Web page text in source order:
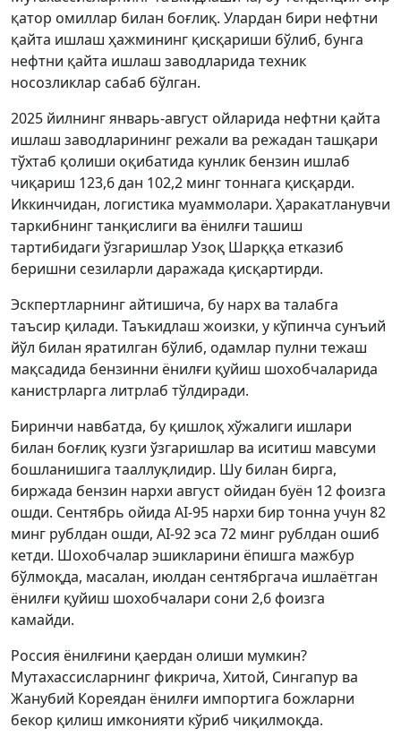
қатор омиллар билан боғлиқ. Улардан бири нефтни
қайта ишлаш ҳажмининг қисқариши бўлиб, бунга
нефтни қайта ишлаш заводларида техник
носозликлар сабаб бўлган.
2025 йилнинг январь-август ойларида нефтни қайта
ишлаш заводларининг режали ва режадан ташқари
тўхтаб қолиши оқибатида кунлик бензин ишлаб
чиқариш 123,6 дан 102,2 минг тоннага қисқарди.
Иккинчидан, логистика муаммолари. Ҳаракатланувчи
таркибнинг танқислиги ва ёнилғи ташиш
тартибидаги ўзгаришлар Узоқ Шарққа етказиб
беришни сезиларли даражада қисқартирди.
Эскпертларнинг айтишича, бу нарх ва талабга
таъсир қилади. Таъкидлаш жоизки, у кўпинча сунъий
йўл билан яратилган бўлиб, одамлар пулни тежаш
мақсадида бензинни ёнилғи қуйиш шохобчаларида
канистрларга литрлаб тўлдиради.
Биринчи навбатда, бу қишлоқ хўжалиги ишлари
билан боғлиқ кузги ўзгаришлар ва иситиш мавсуми
бошланишига тааллуқлидир. Шу билан бирга,
биржада бензин нархи август ойидан буён 12 фоизга
ошди. Сентябрь ойида АI-95 нархи бир тонна учун 82
минг рублдан ошди, АI-92 эса 72 минг рублдан ошиб
кетди. Шохобчалар эшикларини ёпишга мажбур
бўлмоқда, масалан, июлдан сентябргача ишлаётган
ёнилғи қуйиш шохобчалари сони 2,6 фоизга
камайди.
Россия ёнилғини қаердан олиши мумкин?
Мутахассисларнинг фикрича, Хитой, Сингапур ва
Жанубий Кореядан ёнилғи импортига божларни
бекор қилиш имконияти кўриб чиқилмоқда.